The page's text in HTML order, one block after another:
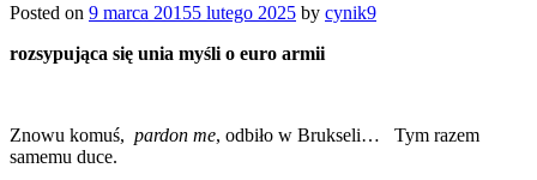
Posted on 9 marca 20155 lutego 2025 by cynik9
rozsypująca się unia myśli o euro armii
Znowu komuś, pardon me, odbiło w Brukseli… Tym razem
samemu duce.